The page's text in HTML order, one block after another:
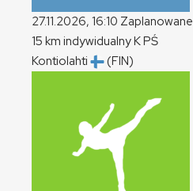
27.11.2026, 16:10 Zaplanowane
15 km indywidualnyKPŚ
Kontiolahti
(FIN)